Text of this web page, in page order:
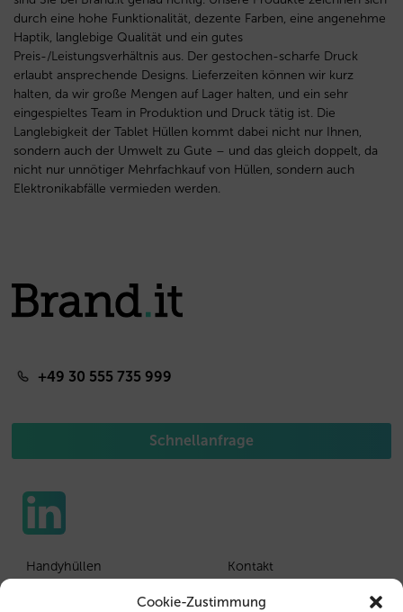
Cookie-Zustimmung
durch eine hohe Funktionalität, dezente Farben, eine angenehme
Haptik, langlebige Qualität und ein gutes
Preis-/Leistungsverhältnis aus. Der gestochen-scharfe Druck
erlaubt ansprechende Designs. Lieferzeiten können wir kurz
halten, da wir große Mengen auf Lager halten, und ein sehr
eingespieltes Team in Produktion und Druck tätig ist. Die
Langlebigkeit der Tablet Hüllen kommt dabei nicht nur Ihnen,
sondern auch der Umwelt zu Gute – und das gleich doppelt, da
nicht nur unnötiger Mehrfachkauf von Hüllen, sondern auch
Elektronikabfälle vermieden werden.
+49 30 555 735 999
Schnellanfrage
Handyhüllen Kontakt
Kunden Login